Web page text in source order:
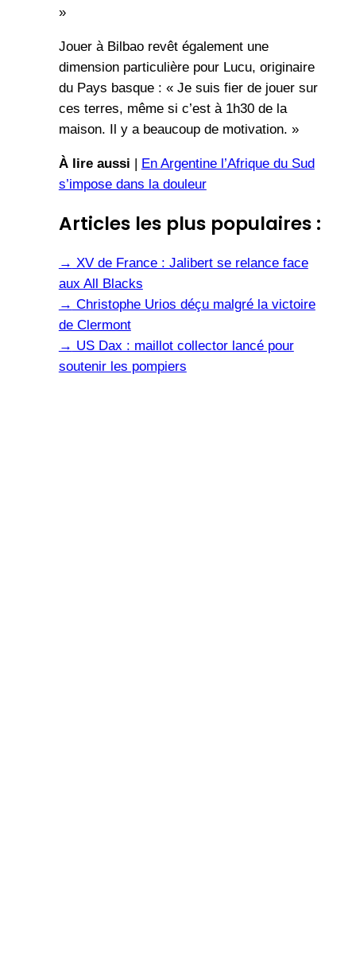
»
Jouer à Bilbao revêt également une
dimension particulière pour Lucu, originaire
du Pays basque : « Je suis fier de jouer sur
ces terres, même si c’est à 1h30 de la
maison. Il y a beaucoup de motivation. »
À lire aussi | En Argentine l’Afrique du Sud
s’impose dans la douleur
Articles les plus populaires :
→ XV de France : Jalibert se relance face
aux All Blacks
→ Christophe Urios déçu malgré la victoire
de Clermont
→ US Dax : maillot collector lancé pour
soutenir les pompiers